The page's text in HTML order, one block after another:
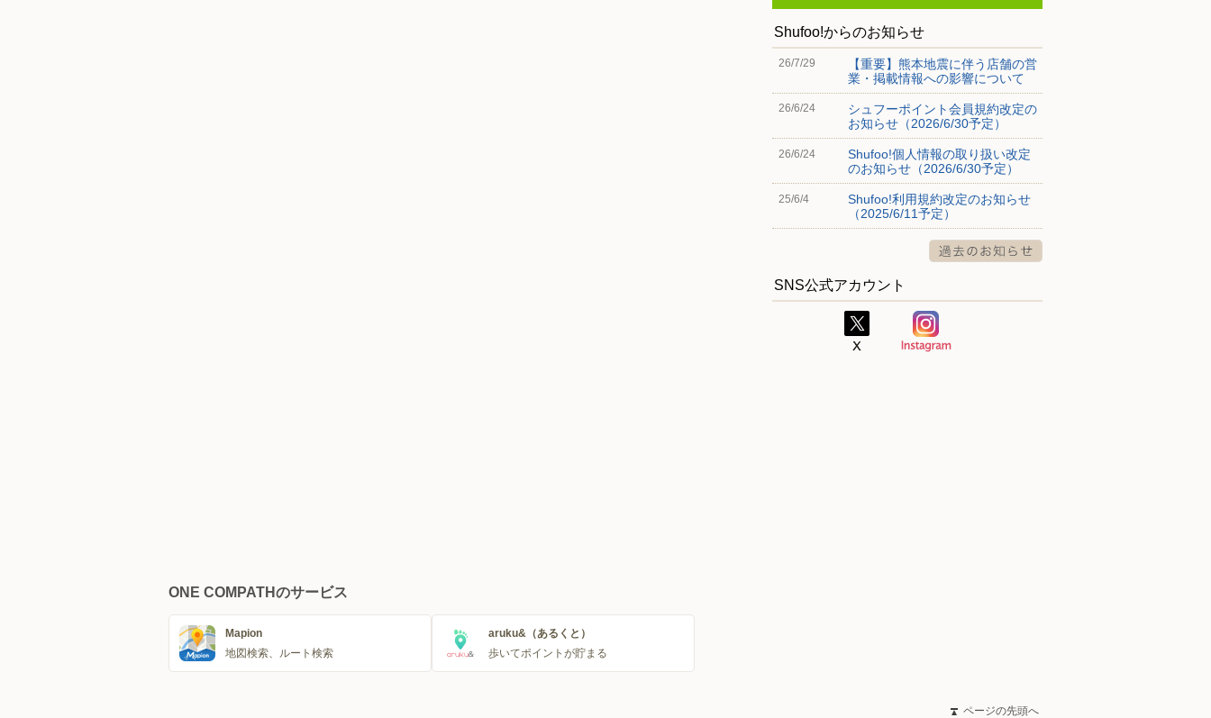
Shufoo!からのお知らせ
26/7/29
【重要】熊本地震に伴う店舗の営
業・掲載情報への影響について
26/6/24
シュフーポイント会員規約改定の
お知らせ（2026/6/30予定）
26/6/24
Shufoo!個人情報の取り扱い改定
のお知らせ（2026/6/30予定）
25/6/4
Shufoo!利用規約改定のお知らせ
（2025/6/11予定）
SNS公式アカウント
ONE COMPATHのサービス
Mapion
地図検索、ルート検索
aruku&（あるくと）
歩いてポイントが貯まる
ページの先頭へ